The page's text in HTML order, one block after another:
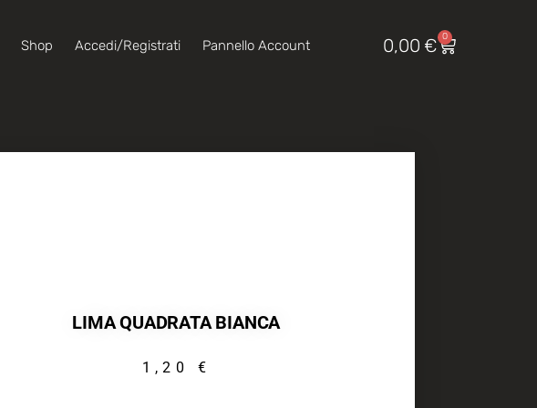
Shop Accedi/Registrati Pannello Account 0,00 € 0
LIMA QUADRATA BIANCA
1,20 €